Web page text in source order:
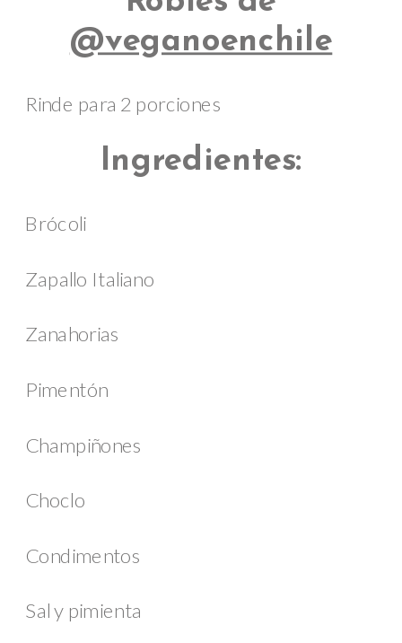
@veganoenchile
Rinde para 2 porciones
Ingredientes:
Brócoli
Zapallo Italiano
Zanahorias
Pimentón
Champiñones
Choclo
Condimentos
Sal y pimienta